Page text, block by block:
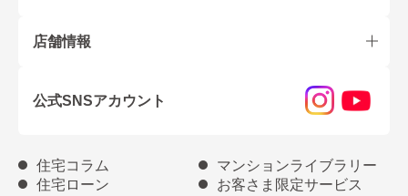
店舗情報
公式SNSアカウント
住宅コラム
マンションライブラリー
住宅ローン
お客さま限定サービス